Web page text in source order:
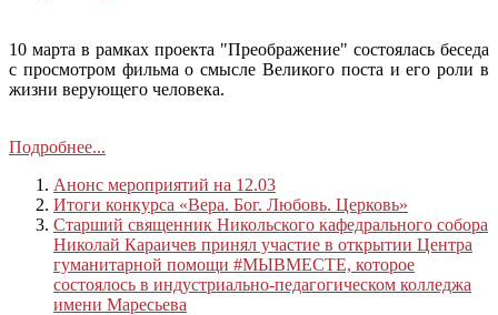
10 марта в рамках проекта "Преображение" состоялась беседа
с просмотром фильма о смысле Великого поста и его роли в
жизни верующего человека.
Подробнее...
Анонс мероприятий на 12.03
Итоги конкурса «Вера. Бог. Любовь. Церковь»
Старший священник Никольского кафедрального собора
Николай Караичев принял участие в открытии Центра
гуманитарной помощи #МЫВМЕСТЕ, которое
состоялось в индустриально-педагогическом колледжа
имени Маресьева